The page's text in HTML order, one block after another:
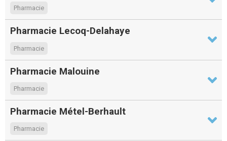
Pharmacie
Pharmacie Lecoq-Delahaye
Pharmacie
Pharmacie Malouine
Pharmacie
Pharmacie Métel-Berhault
Pharmacie